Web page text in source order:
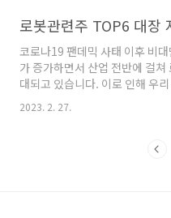
도록 완벽 설비기술을 겸비하고
RB시리즈 라인..
술적 해자를 구축 독보적인 패널
력을 기반으로 반도체, 이차전지
로의 확장을 통해 장비 사업 포
화 복강경 수술로봇 사업 해외진
소 의료로봇사업부문, 임플란트
구축 차별화된 의료기술 제공을
코로나19 팬데믹 사태 이후 비
가 증가하면서 산업 전반에 걸쳐
대되고 있습니다. 이로 인해 우
봇 관련 기술력이 점차 높아지고
탕으로 향후 미래 성장성이 높은
련주가 주목받고 있으며 앞으로
2023. 2. 27.